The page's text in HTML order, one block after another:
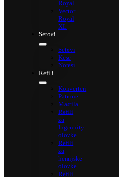
Royal
Vector
Royal
XL
Setovi
Setovi
Kese
Notesi
Refili
Konverteri
Patrone
Mastila
Refili
za
Ingenuity
olovke
Refili
za
hemijske
olovke
Refili